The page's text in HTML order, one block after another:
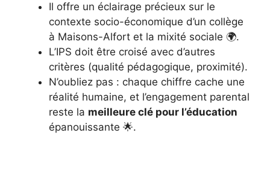
Il offre un éclairage précieux sur le
contexte socio-économique d’un collège
à Maisons-Alfort et la mixité sociale 🌍.
L’IPS doit être croisé avec d’autres
critères (qualité pédagogique, proximité).
N’oubliez pas : chaque chiffre cache une
réalité humaine, et l’engagement parental
reste la meilleure clé pour l’éducation
épanouissante 🌟.